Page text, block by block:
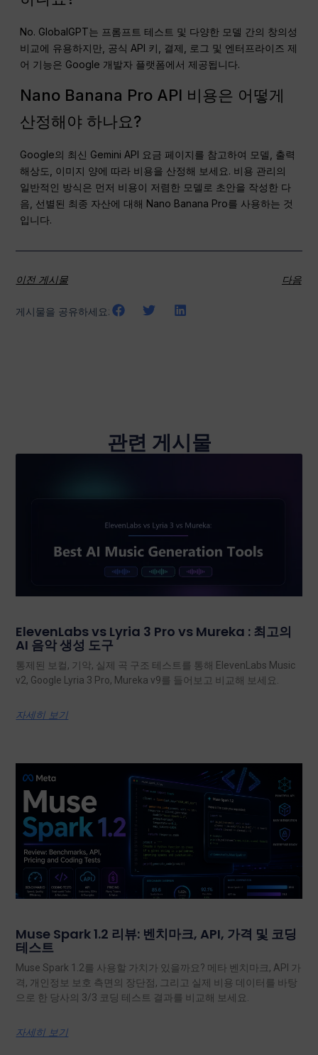
No. GlobalGPT는 프롬프트 테스트 및 다양한 모델 간의 창의성
비교에 유용하지만, 공식 API 키, 결제, 로그 및 엔터프라이즈 제
어 기능은 Google 개발자 플랫폼에서 제공됩니다.
Nano Banana Pro API 비용은 어떻게
산정해야 하나요?
Google의 최신 Gemini API 요금 페이지를 참고하여 모델, 출력
해상도, 이미지 양에 따라 비용을 산정해 보세요. 비용 관리의
일반적인 방식은 먼저 비용이 저렴한 모델로 초안을 작성한 다
음, 선별된 최종 자산에 대해 Nano Banana Pro를 사용하는 것
입니다.
이전 게시물 다음
게시물을 공유하세요:
관련 게시물
ElevenLabs vs Lyria 3 Pro vs Mureka : 최고의
AI 음악 생성 도구
통제된 보컬, 기악, 실제 곡 구조 테스트를 통해 ElevenLabs Music
v2, Google Lyria 3 Pro, Mureka v9를 들어보고 비교해 보세요.
자세히 보기
Muse Spark 1.2 리뷰: 벤치마크, API, 가격 및 코딩
테스트
Muse Spark 1.2를 사용할 가치가 있을까요? 메타 벤치마크, API 가
격, 개인정보 보호 측면의 장단점, 그리고 실제 비용 데이터를 바탕
으로 한 당사의 3/3 코딩 테스트 결과를 비교해 보세요.
자세히 보기